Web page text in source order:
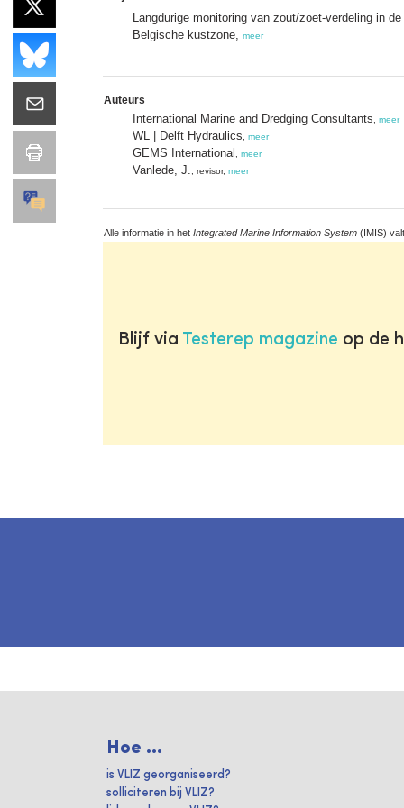
Langdurige monitoring van zout/zoet-verdeling in
Belgische kustzone,
meer
Auteurs
International Marine and Dredging Consultants meer
WL | Delft Hydraulics meer
GEMS International meer
Vanlede, J. , revisor, meer
Alle informatie in het Integrated Marine Information System (IMIS)
Blijf via Testerep magazine op de
Hoe ...
is VLIZ georganiseerd?
solliciteren bij VLIZ?